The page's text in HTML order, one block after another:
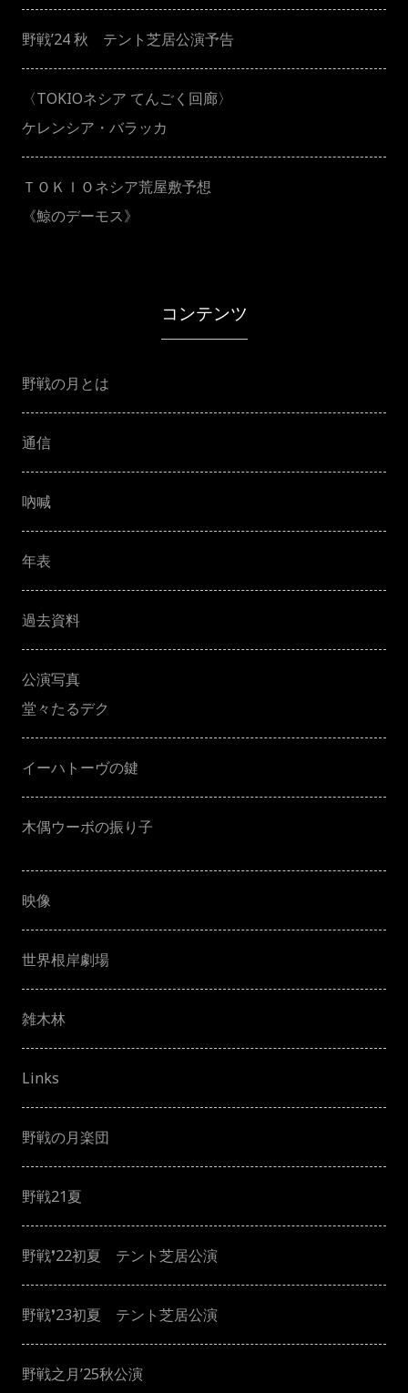
ョ
野戦’24 秋 テント芝居公演予告
〈TOKIOネシア てんごく回廊〉
ケレンシア・バラッカ
ＴＯＫＩＯネシア荒屋敷予想
《鯨のデーモス》
コンテンツ
野戦の月とは
通信
吶喊
年表
過去資料
公演写真
堂々たるデク
イーハトーヴの鍵
木偶ウーボの振り子
映像
世界根岸劇場
雑木林
Links
野戦の月楽団
野戦21夏
野戦❜22初夏 テント芝居公演
野戦❜23初夏 テント芝居公演
野戦之月’25秋公演